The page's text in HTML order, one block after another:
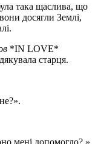
така щаслива, що
досягли Землі,
*IN LOVE*
старця.
мені допомогло? »